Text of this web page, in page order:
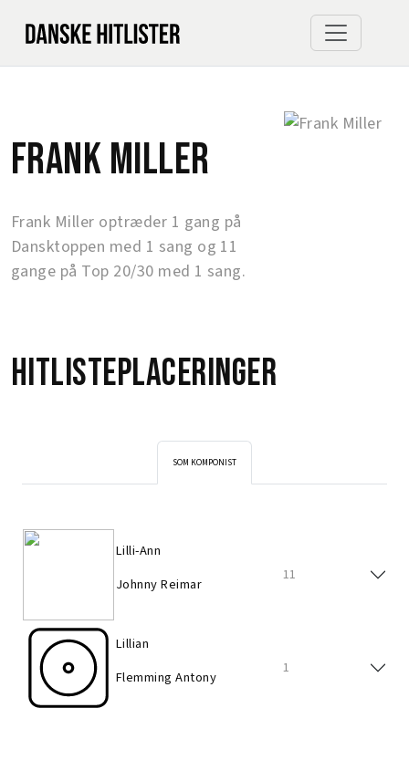
Frank Miller
Frank Miller optræder 1 gang på
Dansktoppen med 1 sang og 11
gange på Top 20/30 med 1 sang.
Hitlisteplaceringer
SOM KOMPONIST
Lilli-Ann
Johnny Reimar
11
Lillian
Flemming Antony
1